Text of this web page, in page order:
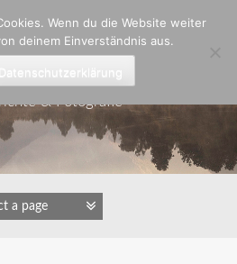
Padberg
& Fotografie
Wenn du die Website weiter
deinem Einverständnis aus.